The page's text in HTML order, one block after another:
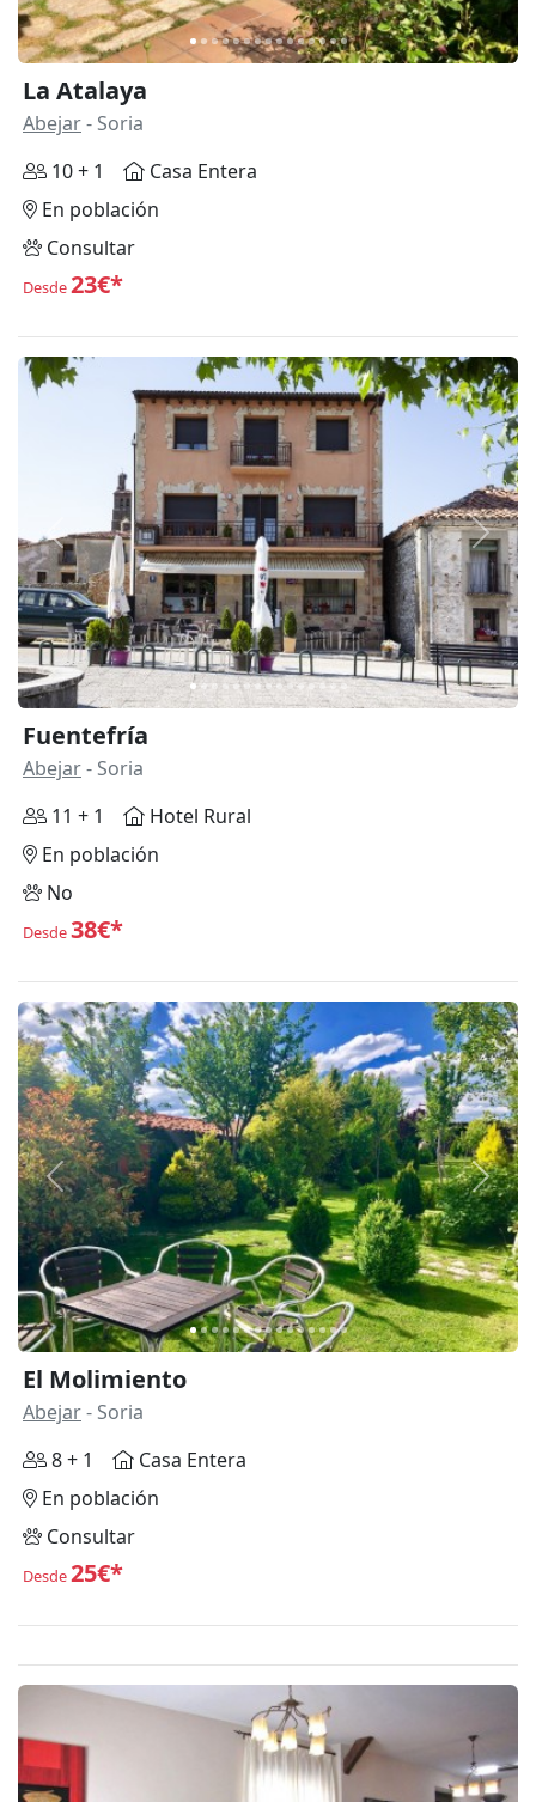
La Atalaya
Abejar- Soria
10 + 1
Casa Entera
En población
Consultar
Desde23€*
Anterior
Fuentefría
Abejar- Soria
11 + 1
Hotel Rural
En población
No
Desde38€*
Anterior
El Molimiento
Abejar- Soria
8 + 1
Casa Entera
En población
Consultar
Desde25€*